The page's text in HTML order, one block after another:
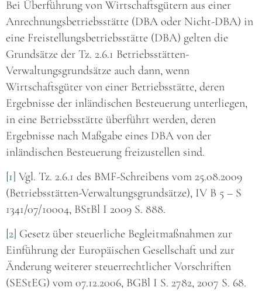
Bei Überführung von Wirtschaftsgütern aus einer
Anrechnungsbetriebsstätte (DBA oder Nicht-DBA) in
eine Freistellungsbetriebsstätte (DBA) gelten die
Grundsätze der Tz. 2.6.1 Betriebsstätten-
Verwaltungsgrundsätze auch dann, wenn
Wirtschaftsgüter von einer Betriebsstätte, deren
Ergebnisse der inländischen Besteuerung unterliegen,
in eine Betriebsstätte überführt werden, deren
Ergebnisse nach Maßgabe eines DBA von der
inländischen Besteuerung freizustellen sind.
[1] Vgl. Tz. 2.6.1 des BMF-Schreibens vom 25.08.2009
(Betriebsstätten-Verwaltungsgrundsätze), IV B 5 – S
1341/07/10004, BStBl I 2009 S. 888.
[2] Gesetz über steuerliche Begleitmaßnahmen zur
Einführung der Europäischen Gesellschaft und zur
Änderung weiterer steuerrechtlicher Vorschriften
(SEStEG) vom 07.12.2006, BGBl I S. 2782, 2007 S. 68.